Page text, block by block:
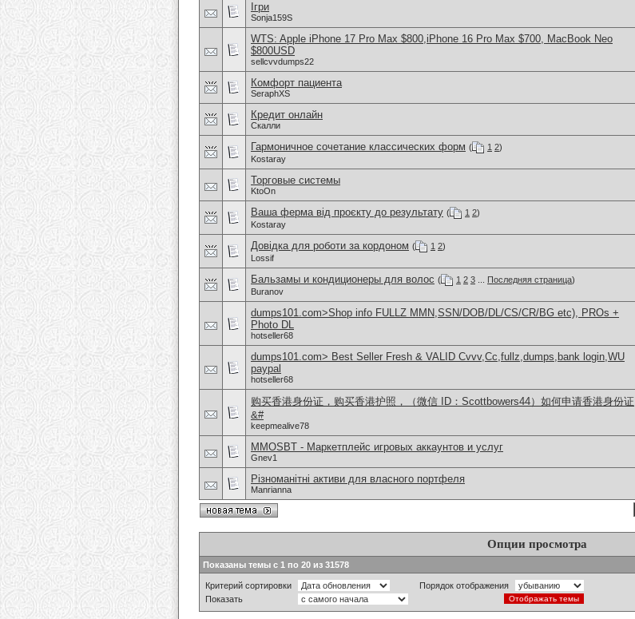
Ігри
Sonja159S
WTS: Apple iPhone 17 Pro Max $800,iPhone 16 Pro Max $700, MacBook Neo
$800USD
sellcvvdumps22
Комфорт пациента
SeraphXS
Кредит онлайн
Скалли
Гармоничное сочетание классических форм ( 1 2)
Kostaray
Торговые системы
KtoOn
Ваша ферма від проєкту до результату ( 1 2)
Kostaray
Довідка для роботи за кордоном ( 1 2)
Lossif
Бальзамы и кондиционеры для волос ( 1 2 3 Последняя страница)
Buranov
dumps101.com>Shop info FULLZ MMN,SSN/DOB/DL/CS/CR/BG etc), PROs +
Photo DL
hotseller68
dumps101.com> Best Seller Fresh & VALID Cvvv,Cc,fullz,dumps,bank login,WU
paypal
hotseller68
购买香港身份证，购买香港护照，（微信 ID：Scottbowers44）如何申请香港身份证
&#
keepmealive78
MMOSBT - Маркетплейс игровых аккаунтов и услуг
Gnev1
Різноманітні активи для власного портфеля
Manrianna
Опции просмотра
Показаны темы с 1 по 20 из 31578
Критерий сортировки
Порядок отображения
Показать